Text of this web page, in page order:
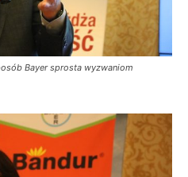
Bayer sprosta wyzwaniom